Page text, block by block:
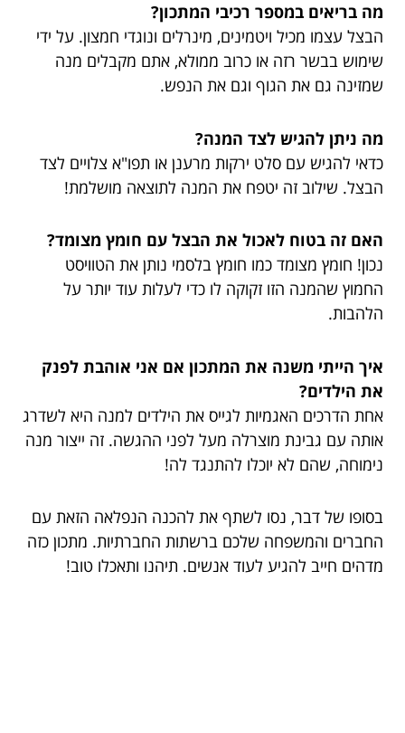
מה בריאים במספר רכיבי המתכון?
הבצל עצמו מכיל ויטמינים, מינרלים ונוגדי חמצון. על ידי
שימוש בבשר רזה או כרוב ממולא, אתם מקבלים מנה
שמזינה גם את הגוף וגם את הנפש.
מה ניתן להגיש לצד המנה?
כדאי להגיש עם סלט ירקות מרענן או תפו"א צלויים לצד
הבצל. שילוב זה יטפח את המנה לתוצאה מושלמת!
האם זה בטוח לאכול את הבצל עם חומץ מצומד?
נכון! חומץ מצומד כמו חומץ בלסמי נותן את הטוויסט
החמוץ שהמנה הזו זקוקה לו כדי לעלות עוד יותר על
הלהבות.
איך הייתי משנה את המתכון אם אני אוהבת לפנק
את הילדים?
אחת הדרכים האגמיות לגייס את הילדים למנה היא לשדרג
אותה עם גבינת מוצרלה מעל לפני ההגשה. זה ייצור מנה
נימוחה, שהם לא יוכלו להתנגד לה!
בסופו של דבר, נסו לשתף את להכנה הנפלאה הזאת עם
החברים והמשפחה שלכם ברשתות החברתיות. מתכון כזה
מדהים חייב להגיע לעוד אנשים. תיהנו ותאכלו טוב!